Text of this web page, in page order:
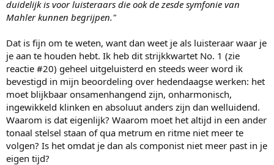
duidelijk is voor luisteraars die ook de zesde symfonie van
Mahler kunnen begrijpen."
Dat is fijn om te weten, want dan weet je als luisteraar waar je
je aan te houden hebt. Ik heb dit strijkkwartet No. 1 (zie
reactie #20) geheel uitgeluisterd en steeds weer word ik
bevestigd in mijn beoordeling over hedendaagse werken: het
moet blijkbaar onsamenhangend zijn, onharmonisch,
ingewikkeld klinken en absoluut anders zijn dan welluidend.
Waarom is dat eigenlijk? Waarom moet het altijd in een ander
tonaal stelsel staan of qua metrum en ritme niet meer te
volgen? Is het omdat je dan als componist niet meer past in je
eigen tijd?